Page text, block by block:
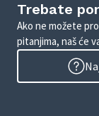
Trebate
Ako ne možete
pitanjima, naš će